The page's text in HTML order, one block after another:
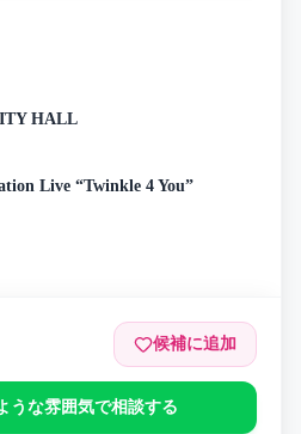
HALL
Live “Twinkle 4 You”
候補に追加
うな雰囲気で相談する